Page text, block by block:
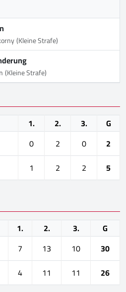
(Kleine Strafe)
(Kleine Strafe)
1. 2. 3.
G
0 2 0
2
1 2 2 5
1. 2. 3.
G
7 13 10
30
4 11 11 26